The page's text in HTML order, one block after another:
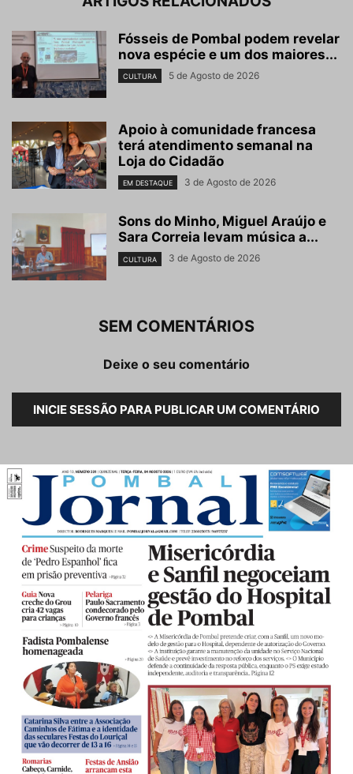
Fósseis de Pombal podem revelar
nova espécie e um dos maiores...
CULTURA 5 de Agosto de 2026
Apoio à comunidade francesa
terá atendimento semanal na
Loja do Cidadão
EM DESTAQUE 3 de Agosto de 2026
Sons do Minho, Miguel Araújo e
Sara Correia levam música a...
CULTURA 3 de Agosto de 2026
SEM COMENTÁRIOS
Deixe o seu comentário
INICIE SESSÃO PARA PUBLICAR UM COMENTÁRIO